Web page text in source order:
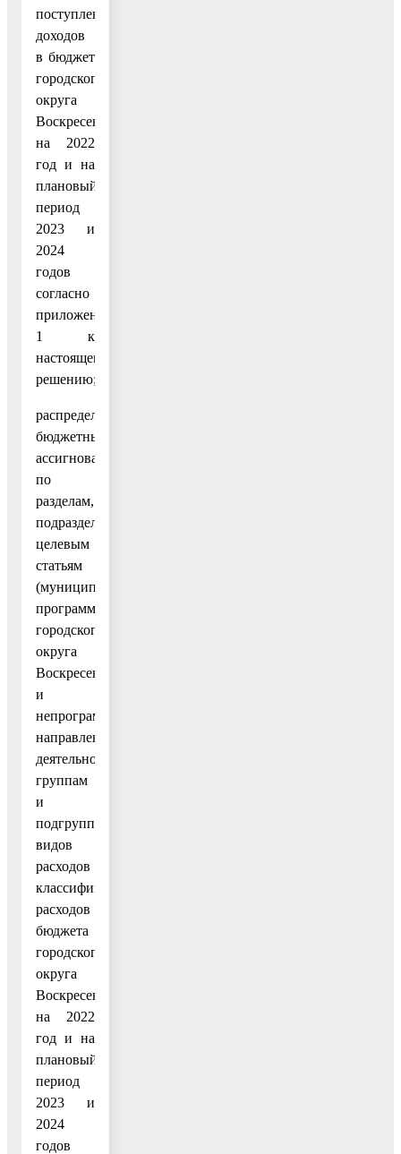
поступления
доходов
в бюджет
городского
округа
Воскресенск
на 2022
год и на
плановый
период
2023 и
2024
годов
согласно
приложению
1 к
настоящему
решению;
распределение
бюджетных
ассигнований
по
разделам,
подразделам,
целевым
статьям
(муниципальным
программам
городского
округа
Воскресенск
и
непрограммным
направлениям
деятельности),
группам
и
подгруппам
видов
расходов
классификации
расходов
бюджета
городского
округа
Воскресенск
на 2022
год и на
плановый
период
2023 и
2024
годов